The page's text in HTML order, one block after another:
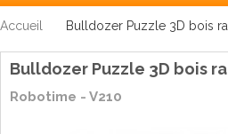
Accueil Bulldozer Puzzle 3D bois
Bulldozer Puzzle 3D bois
Robotime - V210